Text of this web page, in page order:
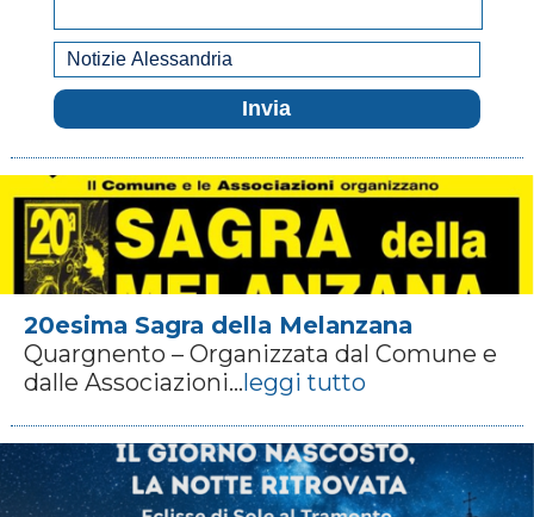
20esima Sagra della Melanzana
Quargnento – Organizzata dal Comune e
dalle Associazioni...leggi tutto